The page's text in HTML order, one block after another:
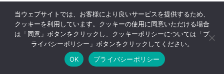
Online Reservation 03-3569-1233
当ウェブサイトでは、お客様により良いサービスを提供するため、
クッキーを利用しています。クッキーの使用に同意いただける場合
は「同意」ボタンをクリックし、クッキーポリシーについては「プ
ライバシーポリシー」ボタンをクリックしてください。
OK
プライバシーポリシー